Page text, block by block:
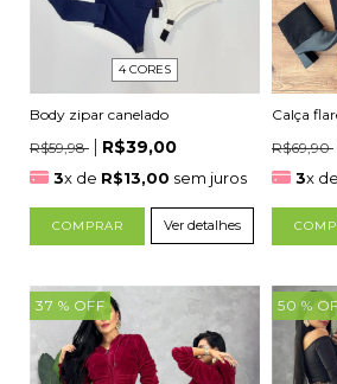
4 CORES
Body zipar canelado
R$59,98
R$39,00
3x de R$13,00 sem juros
COMPRAR Ver detalhes
Calça
R$69,90
3x de
37 % OFF 50 %